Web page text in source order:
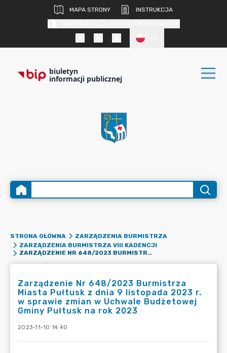
MAPA STRONY
INSTRUKCJA
biuletyn
informacji publicznej
STRONA GŁÓWNA
ZARZĄDZENIA BURMISTRZA
ZARZĄDZENIA BURMISTRZA VIII KADENCJI
ZARZĄDZENIE NR 648/2023 BURMISTRZA MIASTA PUŁTUSK Z DNIA 9 LISTOPADA 2023 R. W SPRAWIE ZMIAN W UCHWALE BUDŻETOWEJ GMINY PUŁTUSK NA ROK 2023
Zarządzenie Nr 648/2023 Burmistrza
Miasta Pułtusk z dnia 9 listopada 2023 r.
w sprawie zmian w Uchwale Budżetowej
Gminy Pułtusk na rok 2023
2023-11-10 14:40